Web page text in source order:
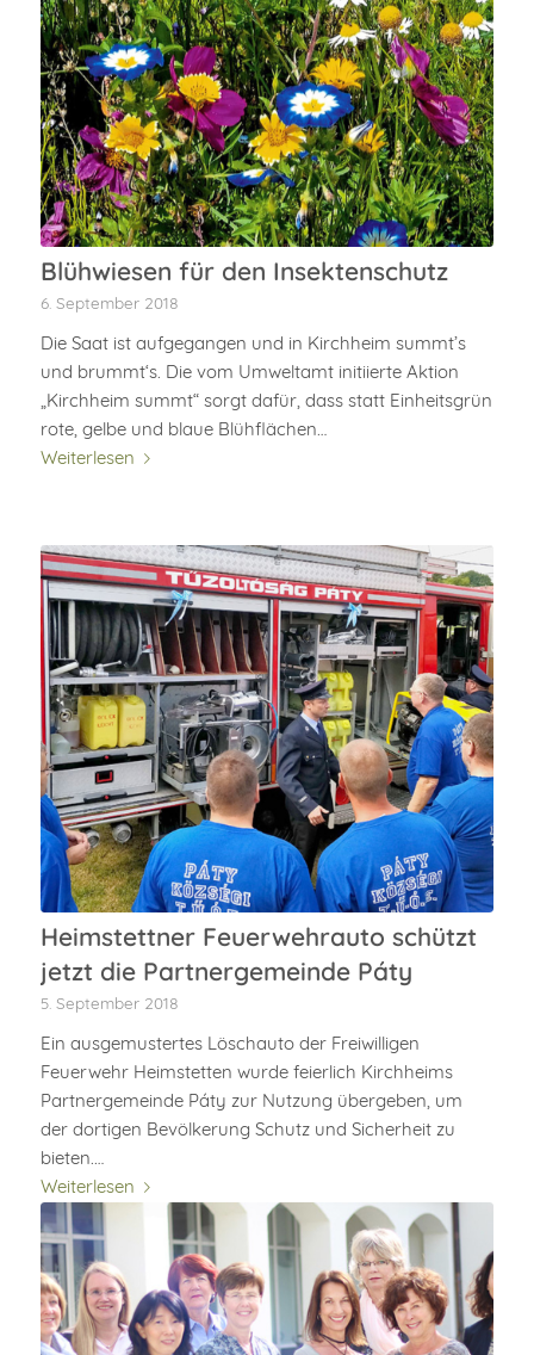
Blühwiesen für den Insektenschutz
6. September 2018
Die Saat ist aufgegangen und in Kirchheim summt’s
und brummt‘s. Die vom Umweltamt initiierte Aktion
„Kirchheim summt“ sorgt dafür, dass statt Einheitsgrün
rote, gelbe und blaue Blühflächen…
Weiterlesen
Heimstettner Feuerwehrauto schützt
jetzt die Partnergemeinde Páty
5. September 2018
Ein ausgemustertes Löschauto der Freiwilligen
Feuerwehr Heimstetten wurde feierlich Kirchheims
Partnergemeinde Páty zur Nutzung übergeben, um
der dortigen Bevölkerung Schutz und Sicherheit zu
bieten.…
Weiterlesen